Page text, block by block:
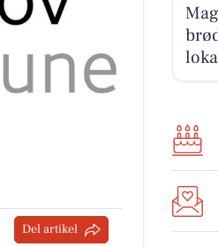
Del artikel